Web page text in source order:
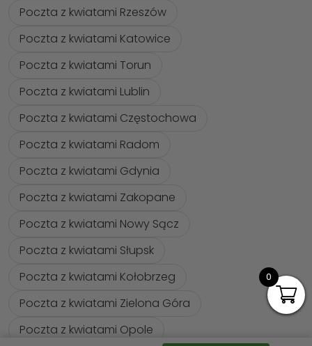
Poczta z kwiatami Rzeszów
Poczta z kwiatami Katowice
Poczta z kwiatami Torun
Poczta z kwiatami Lublin
Poczta z kwiatami Częstochowa
Poczta z kwiatami Radom
Poczta z kwiatami Gdynia
Poczta z kwiatami Zakopane
Poczta z kwiatami Nowy Sącz
Poczta z kwiatami Słupsk
Poczta z kwiatami Kołobrzeg
Poczta z kwiatami Zielona Góra
Poczta z kwiatami Opole
0